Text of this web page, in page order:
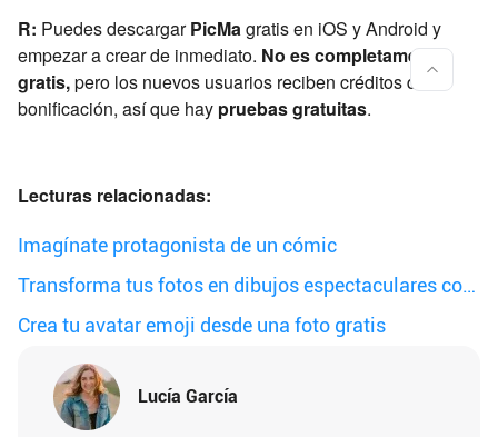
R: Puedes descargarPicMagratis en iOS y Android y
empezar a crear de inmediato. No es completamente
gratis,pero los nuevos usuarios reciben créditos de
bonificación, así que hay pruebas gratuitas.
Lecturas relacionadas:
Imagínate protagonista de un cómic
Transforma tus fotos en dibujos espectaculares con
PicMa
Crea tu avatar emoji desde una foto gratis
Lucía García